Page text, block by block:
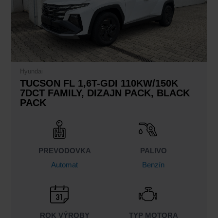
Hyundai
TUCSON FL 1,6T-GDI 110KW/150K
7DCT FAMILY, DIZAJN PACK, BLACK
PACK
PREVODOVKA
Automat
PALIVO
Benzín
ROK VÝROBY TYP MOTORA